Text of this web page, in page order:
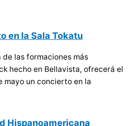
en la Sala Tokatu
de las formaciones más
hecho en Bellavista, ofrecerá el
mayo un concierto en la
Hispanoamericana